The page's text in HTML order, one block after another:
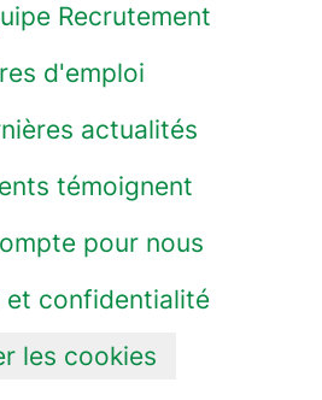
Recrutement
d'emploi
actualités
témoignent
pour nous
et confidentialité
les cookies